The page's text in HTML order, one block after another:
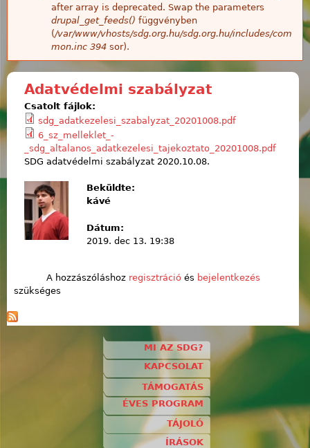
after array is deprecated. Swap the parameters
drupal_get_feeds() függvényben
(/var/www/vhosts/sdg.org.hu/sdg.org.hu/includes/com
mon.inc 394 sor).
Adatvédelmi szabályzat
Csatolt fájlok:
sdg_adatkezelesi_szabalyzat_20201008.pdf
6_sz_melleklet_-
_sdg_altalanos_adatkezelesi_tajekoztato_20201008.pdf
SDG adatvédelmi szabályzat 2020.10.08.
Beküldte:
kávé
Dátum:
2019. dec 13. 19:38
A hozzászóláshoz regisztrációés bejelentkezés
szükséges
MI AZ SDG?
KAPCSOLAT
TÁMOGATÁS
ÉVES PROGRAM
TÁJOLÓ
ÍRÁSOK